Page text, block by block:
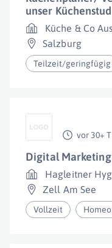
unser
Küche & Co
Salzburg
Teilzeit/geringfügig
vor 30+ T
Digital
Hagleitner
Zell Am See
Vollzeit